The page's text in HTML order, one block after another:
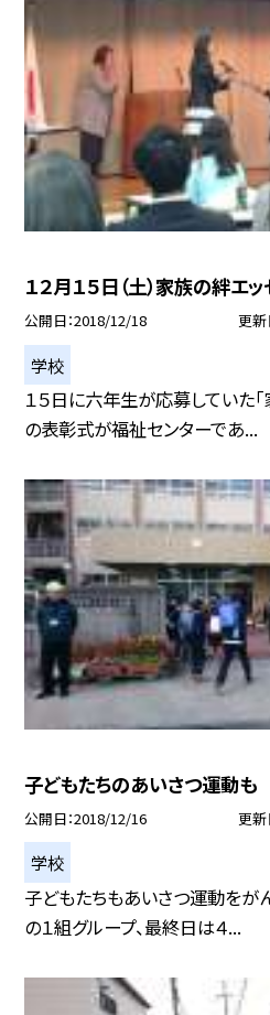
１２月１５日（土）家族の絆エ
公開日 2018/12/18 更新
学校
１５日に六年生が応募していた
の表彰式が福祉センターであ...
子どもたちのあいさつ運動も
公開日 2018/12/16 更新
学校
子どもたちもあいさつ運動をが
の１組グループ、最終日は４...